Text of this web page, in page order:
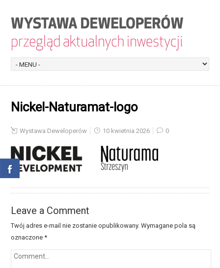
Nickel-Naturamat-logo
Wystawa Deweloperów 10 kwietnia 2026 0
Leave a Comment
Twój adres e-mail nie zostanie opublikowany. Wymagane pola są
oznaczone*